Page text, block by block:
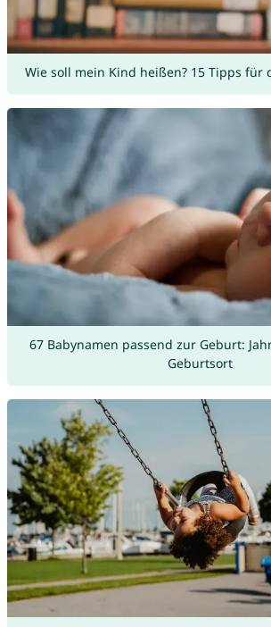
Wie soll mein Kind heißen? 15 Tipps für
67 Babynamen passend zur Geburt:
Geburtsort